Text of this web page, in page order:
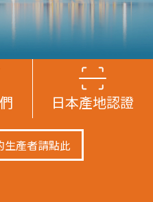
日本產地認證
生產者請點此